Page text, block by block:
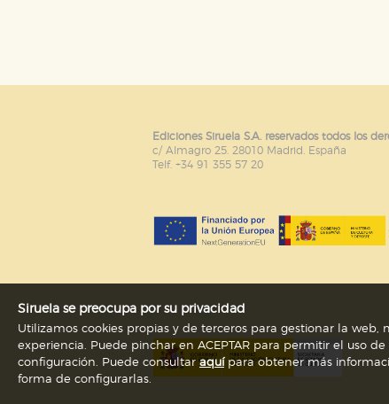
Ediciones Siruela S.A. reservados todos los
c/ Almagro 25. 28010 Madrid. España
Telf. +34 91 355 57 20
Siruela se preocupa por su privacidad
Utilizamos cookies propias y de terceros para gestionar la web,
experiencia. Puede pinchar en ACEPTAR para permitir el uso
configuración. Puede consultaraquípara obtener más
forma de configurarlas.